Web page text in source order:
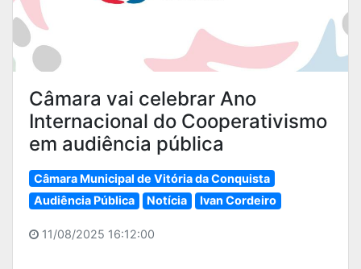
Câmara vai celebrar Ano
Internacional do Cooperativismo
em audiência pública
Câmara Municipal de Vitória da Conquista
Audiência Pública
Notícia Ivan Cordeiro
11/08/2025 16:12:00